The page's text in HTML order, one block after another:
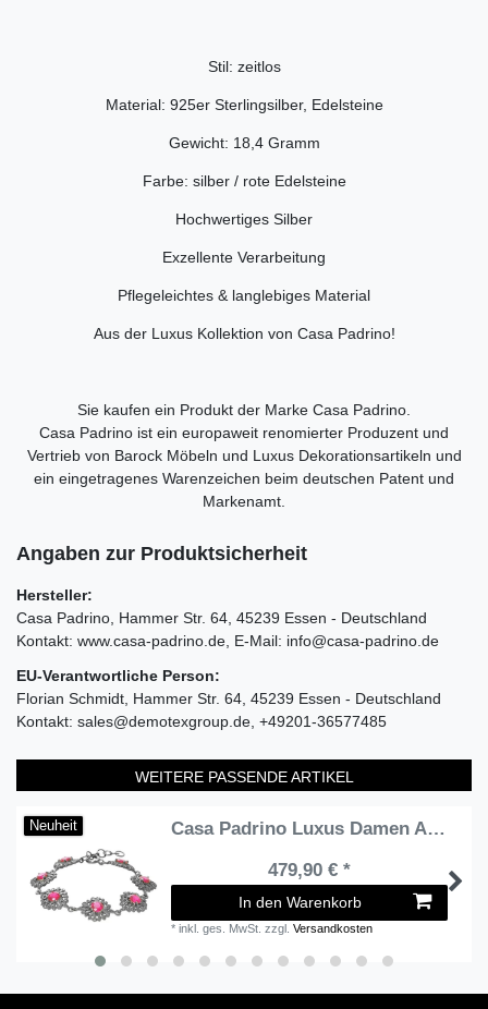
Stil: zeitlos
Material: 925er Sterlingsilber, Edelsteine
Gewicht: 18,4 Gramm
Farbe: silber / rote Edelsteine
Hochwertiges Silber
Exzellente Verarbeitung
Pflegeleichtes & langlebiges Material
Aus der Luxus Kollektion von Casa Padrino!
Sie kaufen ein Produkt der Marke Casa Padrino.
Casa Padrino ist ein europaweit renomierter Produzent und
Vertrieb von Barock Möbeln und Luxus Dekorationsartikeln und
ein eingetragenes Warenzeichen beim deutschen Patent und
Markenamt.
Angaben zur Produktsicherheit
Hersteller:
Casa Padrino Hammer Str. 64 45239 Essen
Deutschland
Kontakt: www.casa-padrino.de E-Mail: info@casa-padrino.de
EU-Verantwortliche Person:
Florian Schmidt Hammer Str. 64 45239 Essen
Deutschland
Kontakt: sales@demotexgroup.de +49201-36577485
WEITERE PASSENDE ARTIKEL
Neuheit
Casa Padrino Luxus Damen Armband Silber / Rot - Elegantes handgefertigtes Sterlingsilber Armband mit Edelsteinen - Damen Armschmuck - Damenschmuck
479,90 € *
In den Warenkorb
*inkl. ges. MwSt. zzgl.Versandkosten